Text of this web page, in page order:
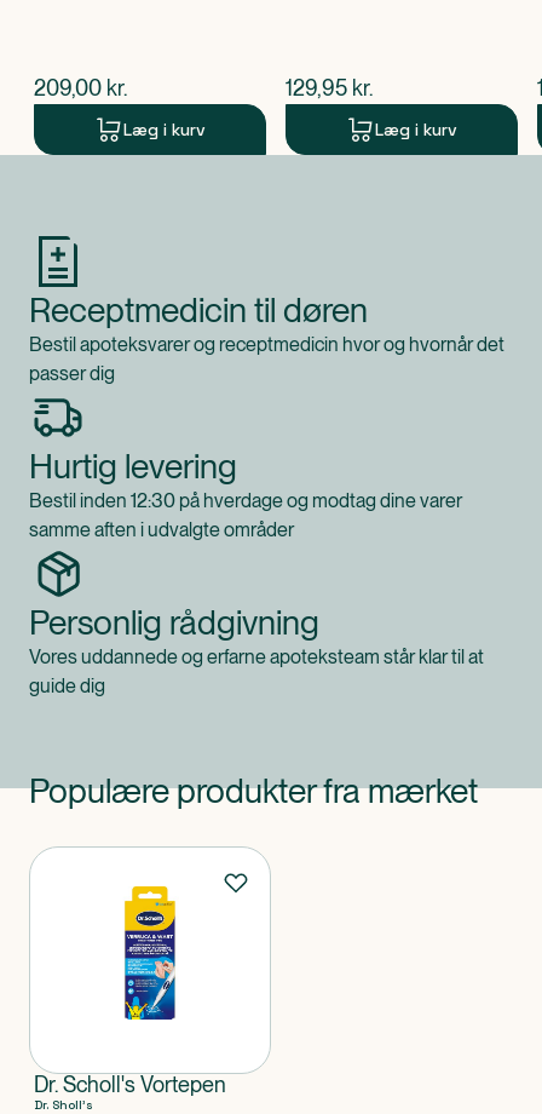
$nuværende pris
209,00 kr.
Læg i kurv
$nuværende pris
129,95 kr.
Læg i kurv
Receptmedicin til døren
Bestil apoteksvarer og receptmedicin hvor og hvornår det
passer dig
Hurtig levering
Bestil inden 12:30 på hverdage og modtag dine varer
samme aften i udvalgte områder
Personlig rådgivning
Vores uddannede og erfarne apoteksteam står klar til at
guide dig
Populære produkter fra mærket
Produkter
Dr. Scholl's Vortepen
Dr. Sholl's